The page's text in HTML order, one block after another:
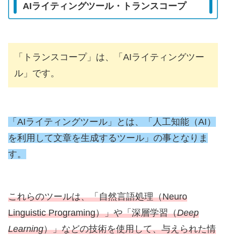
AIライティングツール・トランスコープ
「トランスコープ」は、「AIライティングツー
ル」です。
「AIライティングツール」とは、「人工知能（AI）
を利用して文章を生成するツール」の事となりま
す。
これらのツールは、「自然言語処理（Neuro
Linguistic Programing）」や「深層学習（Deep
Learning）」などの技術を使用して、与えられた情